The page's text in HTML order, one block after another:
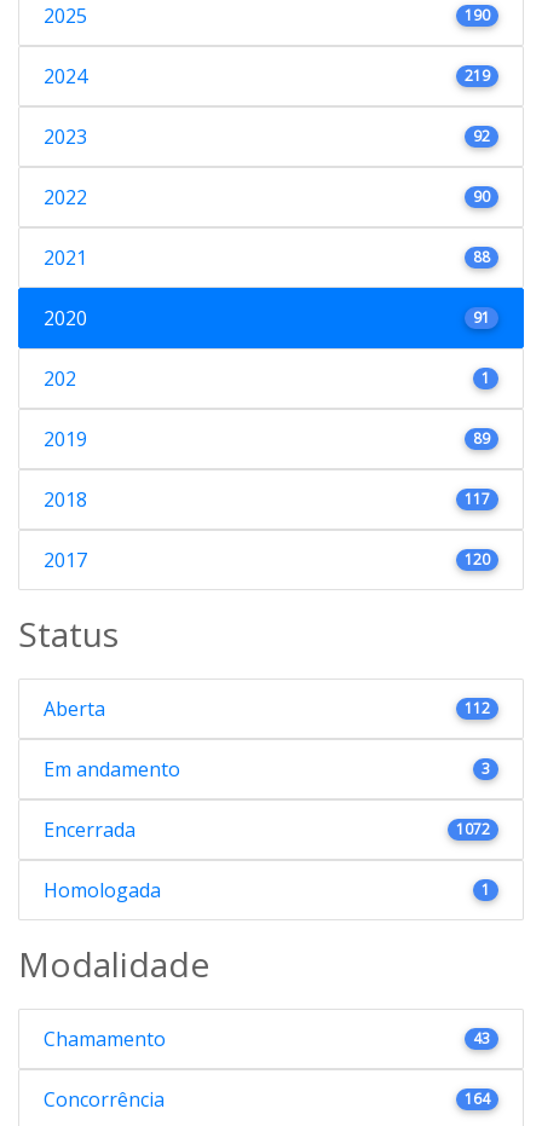
2025 190
2024 219
2023 92
2022 90
2021 88
2020 91
202 1
2019 89
2018 117
2017 120
Status
Aberta 112
Em andamento 3
Encerrada 1072
Homologada 1
Modalidade
Chamamento 43
Concorrência 164